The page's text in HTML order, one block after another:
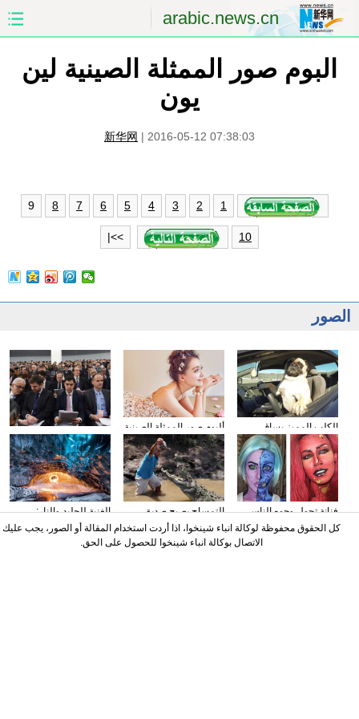
arabic.news.cn
الصين
الاقتصاد
الرياضة السياحة والبيئة
مؤتمر صحفى للخارجية
البوم صور الممثلة الصينية لين
يون
新华网 | 2016-05-12 07:38:03
1
2
3
4
5
6
7
8
9
10
>>|
الصور
وسائل الإعلام الأجنبية
تولي اهتمامها بتقرير عمل
الحكومة
ألبوم صور الممثلة الصينية
سون تشيان
الكلب المميز يساق
السيارات
الغنية للجليد والنار:
المصور يلتقط صورا في
الأنهار الجليدية
التمساح يصبح صديق
الناس في كوستا ريكا
فنانة تحول وجوه الناس
إلى الشخصيات الكرتونية
باستخدام الماكياج
كل الحقوق محفوظة لوكالة انباء شينخوا، اذا أردت استخدام المقالة أو الصور، يجب عليك
الاتصال بوكالة انباء شينخوا للحصول على الحق.